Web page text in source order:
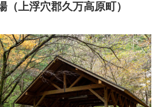
（上浮穴郡久万高原町）